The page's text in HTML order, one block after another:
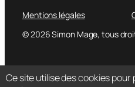
Mentions légales
© 2026 Simon Mage, tous
Ce site utilise des cookies